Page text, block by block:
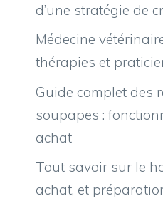
d’une stratégie de
Médecine
thérapies et
Guide complet des
soupapes :
achat
Tout savoir sur le
achat, et